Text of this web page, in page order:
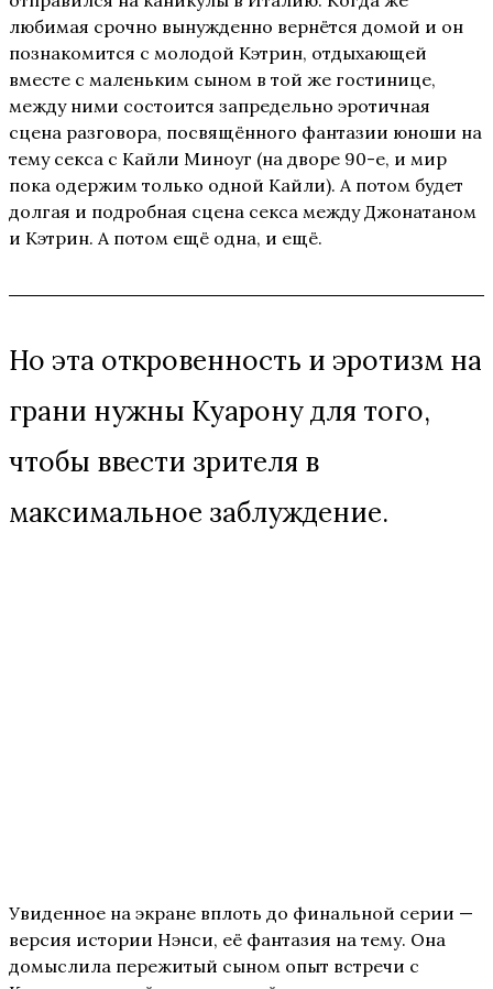
любимая срочно вынужденно вернётся домой и он
познакомится с молодой Кэтрин, отдыхающей
вместе с маленьким сыном в той же гостинице,
между ними состоится запредельно эротичная
сцена разговора, посвящённого фантазии юноши на
тему секса с Кайли Миноуг (на дворе 90-е, и мир
пока одержим только одной Кайли). А потом будет
долгая и подробная сцена секса между Джонатаном
и Кэтрин. А потом ещё одна, и ещё.
Но эта откровенность и эротизм на
грани нужны Куарону для того,
чтобы ввести зрителя в
максимальное заблуждение.
Увиденное на экране вплоть до финальной серии —
версия истории Нэнси, её фантазия на тему. Она
домыслила пережитый сыном опыт встречи с